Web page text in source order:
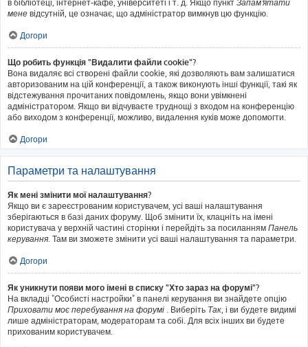
в бібліотеці, інтернет-кафе, університеті і т. д. Якщо пункт Запам'ятати
мене відсутній, це означає, що адміністратор вимкнув цю функцію.
Догори
Що робить функція "Видалити файли cookie"?
Вона видаляє всі створені файли cookie, які дозволяють вам залишатися
авторизованим на цій конференції, а також виконують інші функції, такі як
відстежування прочитаних повідомлень, якщо вони увімкнені
адміністратором. Якщо ви відчуваєте труднощі з входом на конференцію
або виходом з конференції, можливо, видалення куків може допомогти.
Догори
Параметри та налаштування
Як мені змінити мої налаштування?
Якщо ви є зареєстрованим користувачем, усі ваші налаштування
зберігаються в базі даних форуму. Щоб змінити їх, клацніть на імені
користувача у верхній частині сторінки і перейдіть за посиланням Панель
керування. Там ви зможете змінити усі ваші налаштування та параметри.
Догори
Як уникнути появи мого імені в списку "Хто зараз на форумі"?
На вкладці "Особисті настройки" в панелі керування ви знайдете опцію
Приховати моє перебування на форумі . Виберіть Так, і ви будете видимі
лише адміністраторам, модераторам та собі. Для всіх інших ви будете
прихованим користувачем.